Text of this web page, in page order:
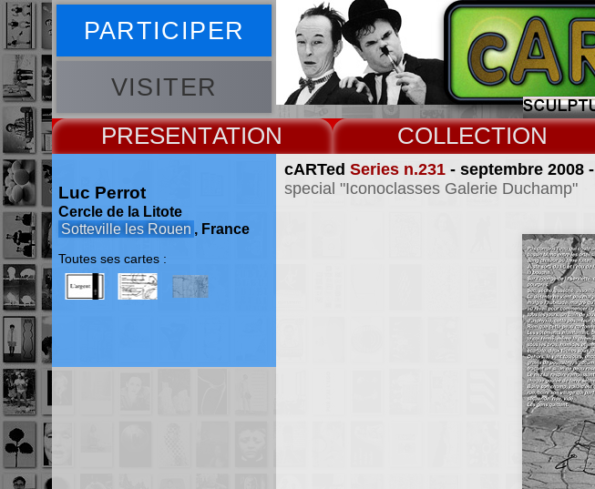
PARTICIPER
VISITER
PRESENT COLLECT
cARTed Series n.231- septembre 2008 -
special "Iconoclasses Galerie Duchamp"
Luc Perrot
Cercle de la Litote
Sotteville les Rouen , France
Toutes ses cartes :